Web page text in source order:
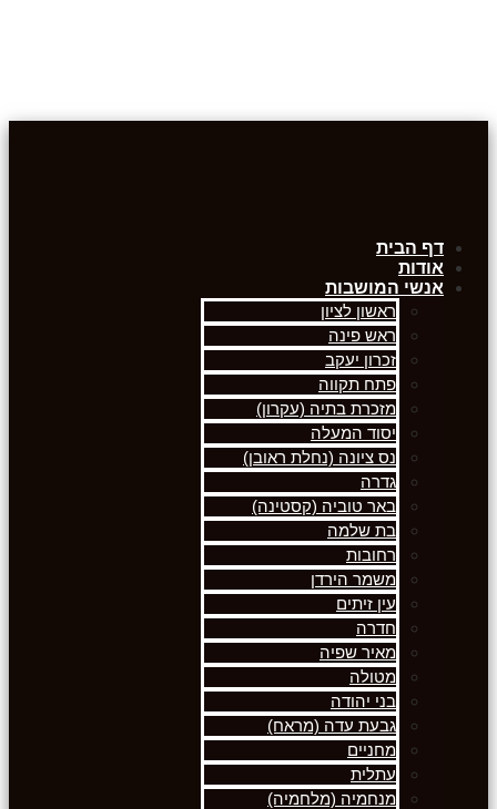
דף הבית
אודות
אנשי המושבות
ראשון לציון
ראש פינה
זכרון יעקב
פתח תקווה
מזכרת בתיה (עקרון)
יסוד המעלה
נס ציונה (נחלת ראובן)
גדרה
באר טוביה (קסטינה)
בת שלמה
רחובות
משמר הירדן
עין זיתים
חדרה
מאיר שפיה
מטולה
בני יהודה
גבעת עדה (מראח)
מחניים
עתלית
מנחמיה (מלחמיה)